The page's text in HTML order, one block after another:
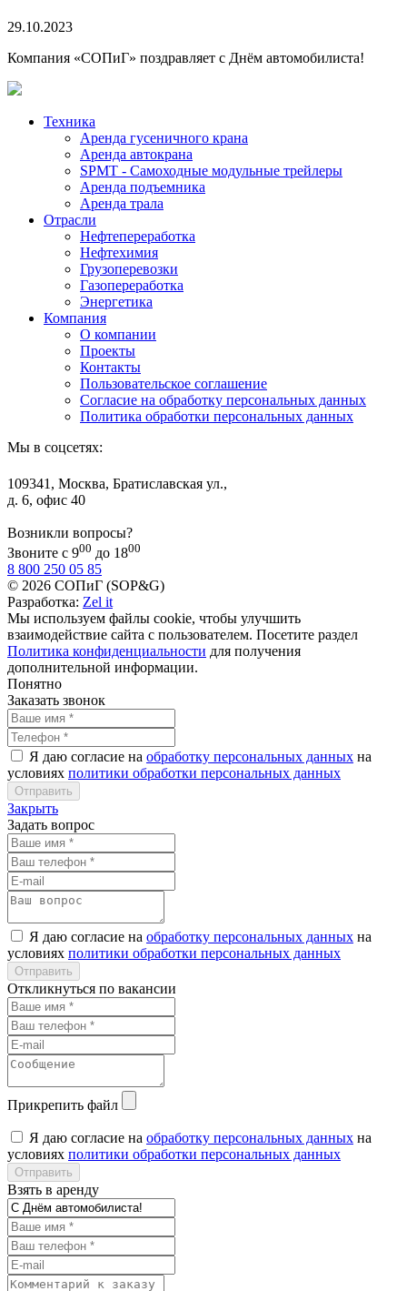
29.10.2023
Компания «СОПиГ» поздравляет с Днём автомобилиста!
Техника
Аренда гусеничного крана
Аренда автокрана
SPMT - Самоходные модульные трейлеры
Аренда подъемника
Аренда трала
Отрасли
Нефтепереработка
Нефтехимия
Грузоперевозки
Газопереработка
Энергетика
Компания
О компании
Проекты
Контакты
Пользовательское соглашение
Согласие на обработку персональных данных
Политика обработки персональных данных
Мы в соцсетях:
109341, Москва, Братиславская ул.,
д. 6, офис 40
Возникли вопросы?
Звоните с 900 до 1800
8 800 250 05 85
© 2026 СОПиГ (SOP&G)
Разработка: Zel it
Мы используем файлы cookie, чтобы улучшить
взаимодействие сайта с пользователем. Посетите раздел
Политика конфиденциальности для получения
дополнительной информации.
Понятно
Заказать звонок
Я даю согласие на обработку персональных данных на
условиях политики обработки персональных данных
Закрыть
Задать вопрос
Я даю согласие на обработку персональных данных на
условиях политики обработки персональных данных
Откликнуться по вакансии
Прикрепить файл
Я даю согласие на обработку персональных данных на
условиях политики обработки персональных данных
Взять в аренду